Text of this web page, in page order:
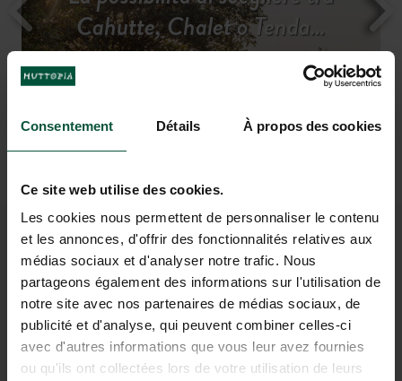
Consentement Détails À propos des cookies
Ce site web utilise des cookies.
Les cookies nous permettent de personnaliser le contenu
et les annonces, d'offrir des fonctionnalités relatives aux
médias sociaux et d'analyser notre trafic. Nous
partageons également des informations sur l'utilisation de
notre site avec nos partenaires de médias sociaux, de
publicité et d'analyse, qui peuvent combiner celles-ci
avec d'autres informations que vous leur avez fournies
ou qu'ils ont collectées lors de votre utilisation de leurs
27 ettari di natura preservataper
La nel fiume
Cahutte, Chalet o Tenda…
Camping in piena natura
vacanza…
Tariffe e disponibilità
serein
Scopri la regione
VACANZE DA SOGNO A DE
ROOS